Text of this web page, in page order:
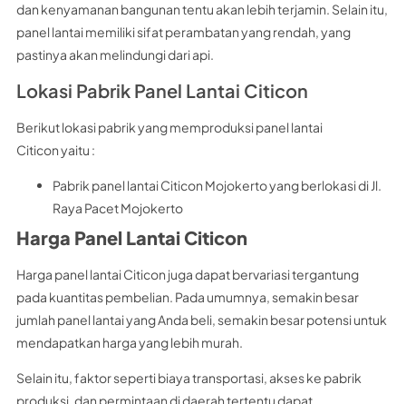
dan kenyamanan bangunan tentu akan lebih terjamin. Selain itu,
panel lantai memiliki sifat perambatan yang rendah, yang
pastinya akan melindungi dari api.
Lokasi Pabrik Panel Lantai Citicon
Berikut lokasi pabrik yang memproduksi panel lantai
Citicon yaitu :
Pabrik panel lantai Citicon Mojokerto yang berlokasi di Jl.
Raya Pacet Mojokerto
Harga Panel Lantai Citicon
Harga panel lantai Citicon juga dapat bervariasi tergantung
pada kuantitas pembelian. Pada umumnya, semakin besar
jumlah panel lantai yang Anda beli, semakin besar potensi untuk
mendapatkan harga yang lebih murah.
Selain itu, faktor seperti biaya transportasi, akses ke pabrik
produksi, dan permintaan di daerah tertentu dapat